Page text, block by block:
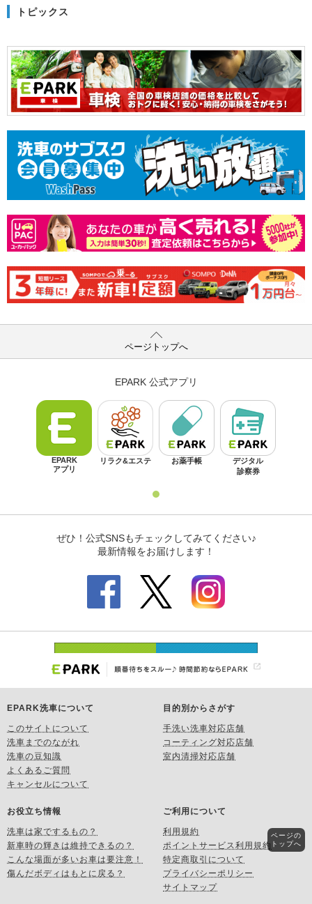
トピックス
ページトップへ
EPARK洗車について
このサイトについて
洗車までのながれ
洗車の豆知識
よくあるご質問
キャンセルについて
目的別からさがす
手洗い洗車対応店舗
コーティング対応店舗
室内清掃対応店舗
お役立ち情報
洗車は家でするもの？
新車時の輝きは維持できるの？
こんな場面が多いお車は要注意！
傷んだボディはもとに戻る？
ご利用について
利用規約
ポイントサービス利用規約
特定商取引について
プライバシーポリシー
サイトマップ
ページの
トップへ